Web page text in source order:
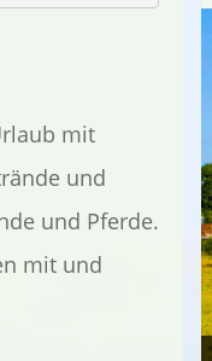
mit
und
und Pferde.
mit und